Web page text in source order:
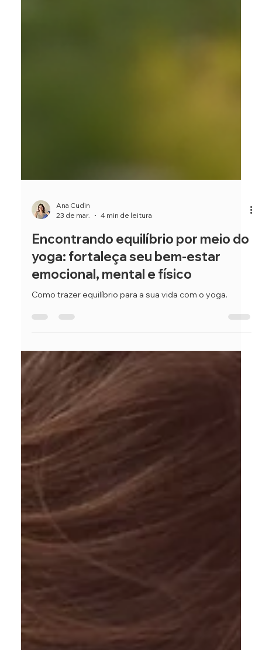
Ana Cudin
emocional, mental e físico
Como trazer equilíbrio para a sua vida com o yoga.